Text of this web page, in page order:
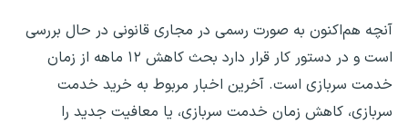
آنچه هم‌اکنون به صورت رسمی در مجاری قانونی در حال بررسی
است و در دستور کار قرار دارد بحث کاهش ۱۲ ماهه از زمان
خدمت سربازی است. آخرین اخبار مربوط به خرید خدمت
سربازی، کاهش زمان خدمت سربازی، یا معافیت جدید را